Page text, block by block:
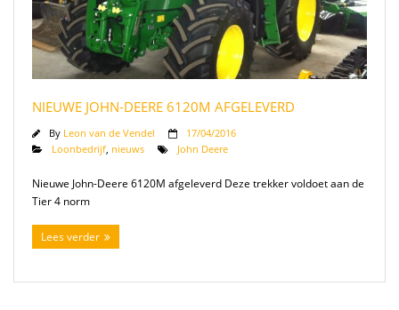
NIEUWE JOHN-DEERE 6120M AFGELEVERD
By Leon van de Vendel
17/04/2016
Loonbedrijf, nieuws John Deere
Nieuwe John-Deere 6120M afgeleverd Deze trekker voldoet aan de
Tier 4 norm
Lees verder